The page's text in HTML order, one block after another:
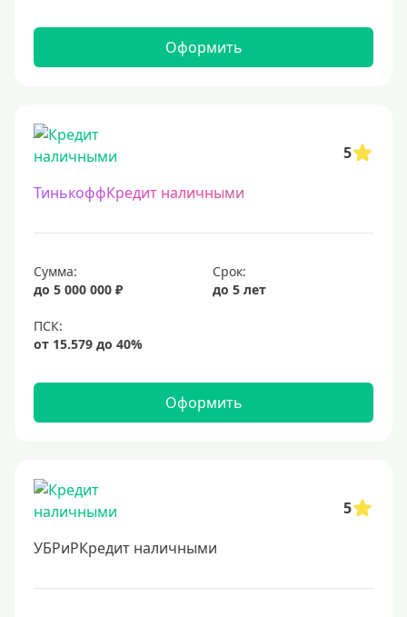
Оформить
5
ТинькоффКредит наличными
Сумма:
до 5 000 000 ₽
Срок:
до 5 лет
Оформить
5
УБРиРКредит наличными